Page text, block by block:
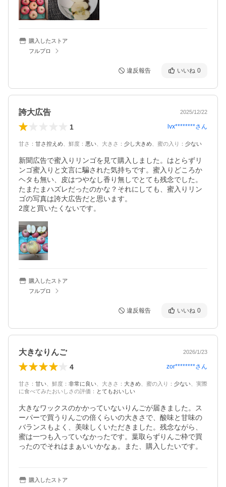
購入したストア
フルプロ
違反報告 いいね 0
誇大広告 2025/12/22
1 lvx********さん
甘さ ： 甘さ控えめ 鮮度 ： 悪い 大きさ ： 少し大きめ 蜜の入り ： 少ない
新聞広告で蜜入りリンゴを見て購入しました。はとらずリ
ンゴ蜜入りと文言に騙された気持ちです。蜜入りどころか
ヘタも無い、皮はつやなし香り無しでとても残念でした。
たまたまハズレだったのかな？それにしても、蜜入りリン
ゴの写真は誇大広告だと思います。
2度と買いたくないです。
購入したストア
フルプロ
違反報告 いいね 0
大きなりんご 2026/1/23
4 zor********さん
甘さ ： 甘い 鮮度 ： 非常に良い 大きさ ： 大きめ 蜜の入り ： 少ない
実際
に食べてみたおいしさの評価 ： とてもおいしい
大きなワックスのかかっていないりんごが届きました。ス
ーパーで買うりんごの倍くらいの大きさで、酸味と甘味の
バランスもよく、美味しくいただきました。残念ながら、
蜜は一つも入っていなかったです。葉取らずりんご枠で買
ったのでそれはまぁいいかなぁ。また、購入したいです。
購入したストア